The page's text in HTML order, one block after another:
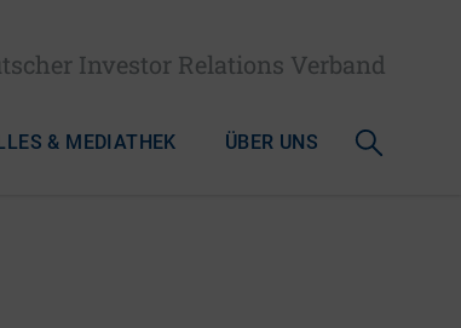
Investor Relations Verband
& MEDIATHEK ÜBER UNS